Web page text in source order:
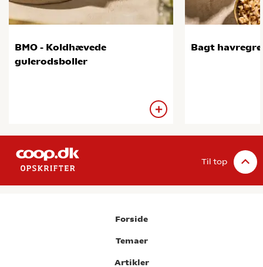
BMO - Koldhævede
gulerodsboller
Bagt
Til top
Forside
Temaer
Artikler